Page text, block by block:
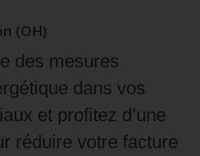
(OH)
des mesures
dans vos
et profitez d’une
réduire votre facture